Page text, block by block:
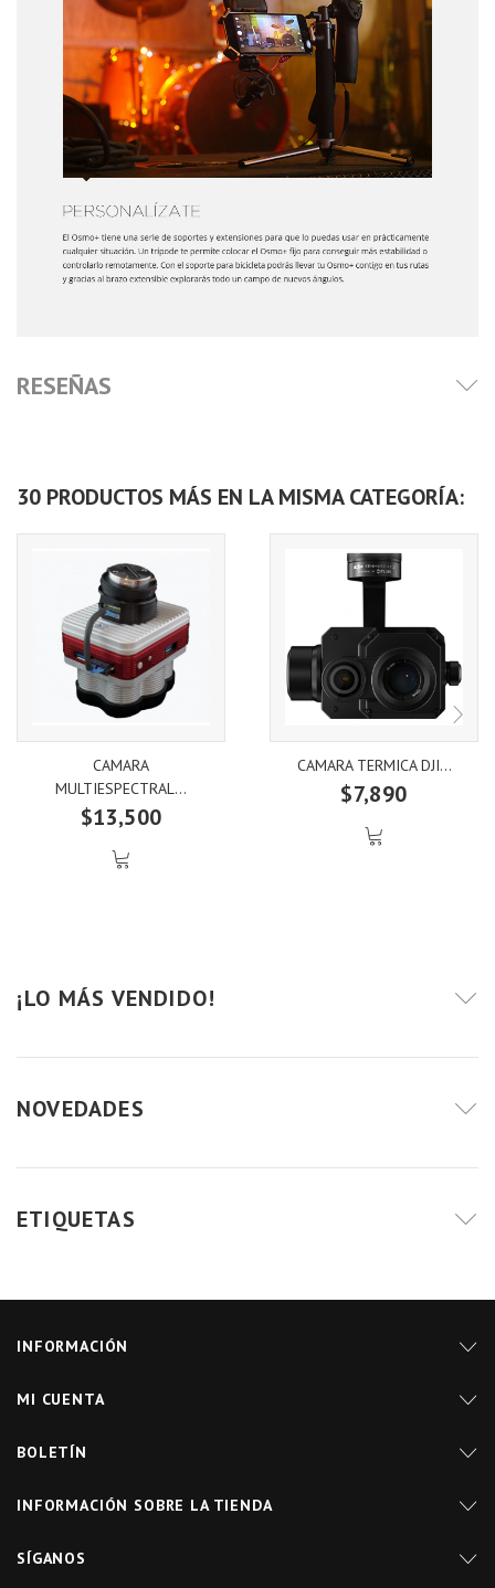
RESEÑAS
30 PRODUCTOS MÁS EN LA MISMA CATEGORÍA:
CAMARA
MULTIESPECTRAL...
$13,500
CAMARA TERMICA DJI...
$7,890
¡LO MÁS VENDIDO!
NOVEDADES
ETIQUETAS
INFORMACIÓN
MI CUENTA
BOLETÍN
INFORMACIÓN SOBRE LA TIENDA
SÍGANOS